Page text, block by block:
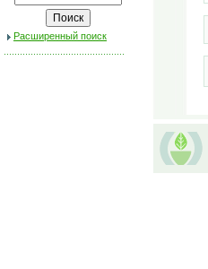
Расширенный поиск